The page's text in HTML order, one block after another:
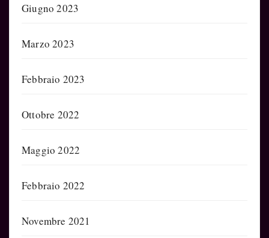
Giugno 2023
Marzo 2023
Febbraio 2023
Ottobre 2022
Maggio 2022
Febbraio 2022
Novembre 2021